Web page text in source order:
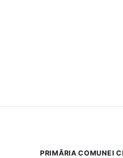
PRIMĂRIA COMUNEI